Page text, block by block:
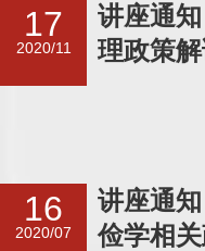
17
2020/11
讲座通
理政策
16
2020/07
讲座通
俭学相